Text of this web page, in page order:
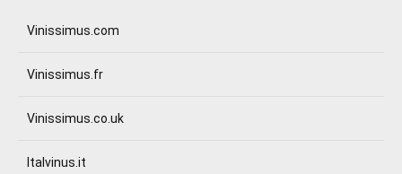
Vinissimus.com
Vinissimus.fr
Vinissimus.co.uk
Italvinus.it